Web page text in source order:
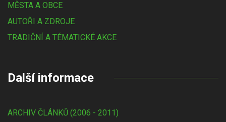
MĚSTA A OBCE
AUTOŘI A ZDROJE
TRADIČNÍ A TÉMATICKÉ AKCE
Další informace
ARCHIV ČLÁNKŮ (2006 - 2011)